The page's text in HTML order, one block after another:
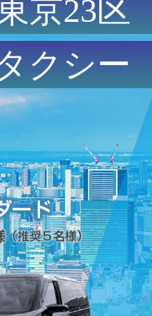
京23区
クシー